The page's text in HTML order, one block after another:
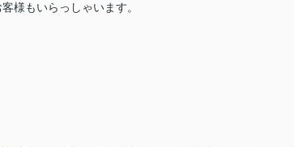
様もいらっしゃいます。